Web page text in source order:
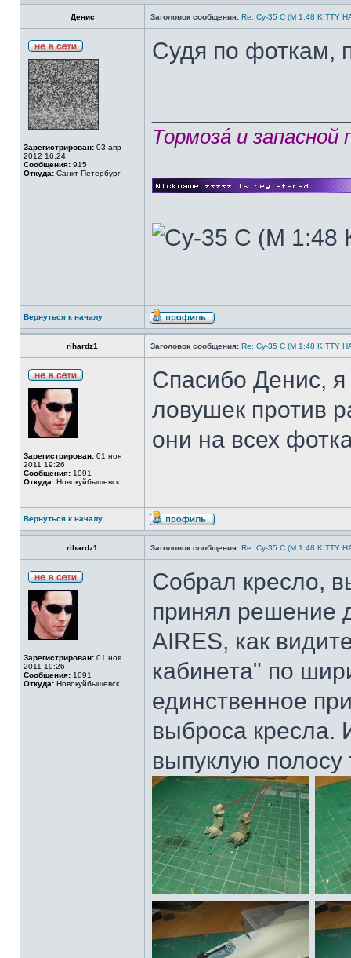
Денис Заголовок сообщения: Re: Су-35 С (М 1:48 KITTY
Зарегистрирован: 03 апр
2012 16:24
Сообщения: 915
Откуда: Санкт-Петербург
Судя по фоткам,
Тормозá и
Вернуться к началу
rihardz1 Заголовок сообщения: Re: Су-35 С (М 1:48 KITTY
Зарегистрирован: 01 ноя
2011 19:26
Сообщения: 1091
Откуда: Новокуйбышевск
Спасибо Денис,
ловушек против
они на всех
Вернуться к началу
rihardz1 Заголовок сообщения: Re: Су-35 С (М 1:48 KITTY
Зарегистрирован: 01 ноя
2011 19:26
Сообщения: 1091
Откуда: Новокуйбышевск
Собрал кресло,
принял решение
AIRES, как
кабинета" по
единственное
выброса кресла.
выпуклую полосу